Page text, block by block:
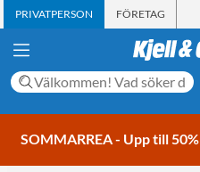
PRIVATPERSON FÖRETAG
SOMMARREA - Upp till 50%